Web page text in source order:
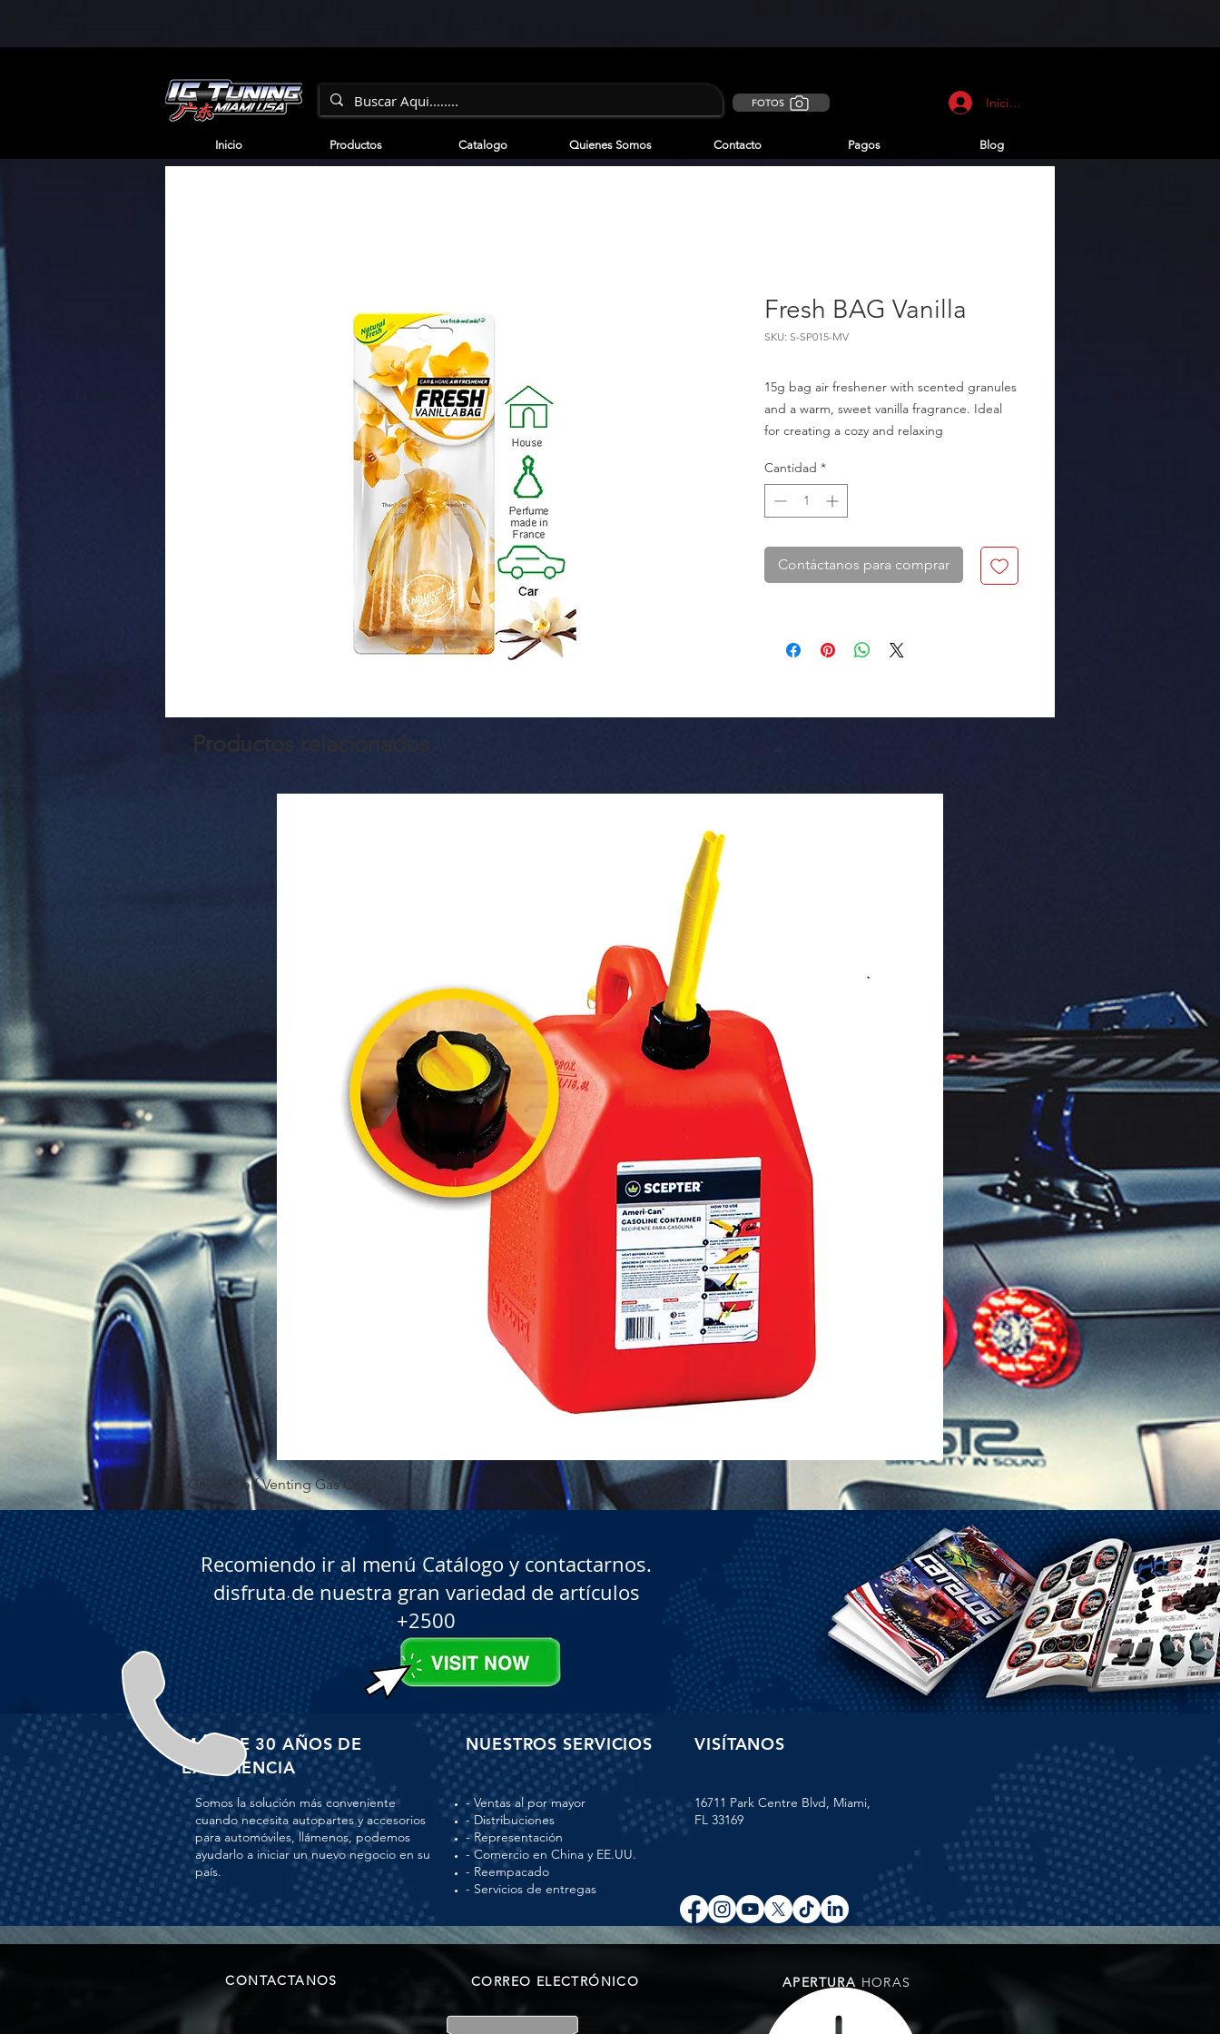
FOTOS Iniciar sesión
Inicio Productos Catalogo Quienes Somos Contacto Pagos Blog
Fresh BAG Vanilla
SKU: S-SP015-MV
15g bag air freshener with scented granules
and a warm, sweet vanilla fragrance. Ideal
for creating a cozy and relaxing
Cantidad *
Contáctanos para comprar
Productos relacionados
Vista rápida
5.3 Gallon Self Venting Gas Can 1-25 Gal Self Venting Gas
Recomiendo ir al menú Catálogo y contactarnos.
disfruta de nuestra gran variedad de artículos
+2500
MÁS DE 30 AÑOS DE
EXPERIENCIA
Somos la solución más conveniente
cuando necesita autopartes y accesorios
para automóviles, llámenos, podemos
ayudarlo a iniciar un nuevo negocio en su
país.
NUESTROS SERVICIOS
- Ventas al por mayor
- Distribuciones
- Representación
- Comercio en China y EE.UU.
- Reempacado
- Servicios de entregas
VISÍTANOS
16711 Park Centre Blvd, Miami,
FL 33169
CONTACTANOS CORREO ELECTRÓNICO APERTURA HORAS